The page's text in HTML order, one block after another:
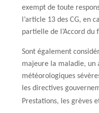
exempt de toute
l’article 13 des CG, en
partielle de l’Accord
Sont également
majeure la maladie, un
météorologiques
les directives
Prestations, les grèves